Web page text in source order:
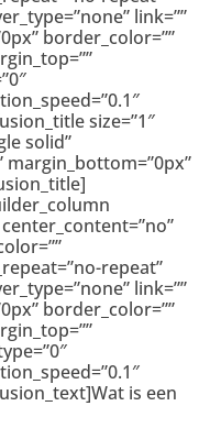
link=””
border_color=””
size=”1″
solid”
margin_bottom=”0px”
center_content=”no”
repeat”
link=””
border_color=””
is een